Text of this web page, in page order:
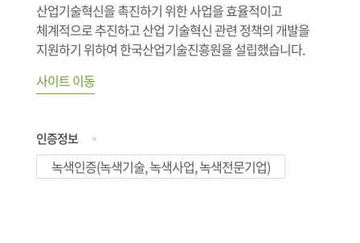
산업기술혁신을 촉진하기 위한 사업을 효율적이고
체계적으로 추진하고 산업 기술혁신 관련 정책의 개발을
지원하기 위하여 한국산업기술진흥원을 설립했습니다.
사이트 이동
인증정보
녹색인증(녹색기술, 녹색사업, 녹색전문기업)